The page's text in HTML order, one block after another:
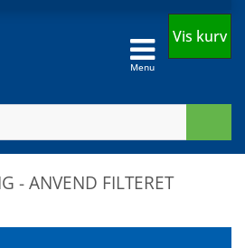
Menu
Vis kurv
- ANVEND FILTERET